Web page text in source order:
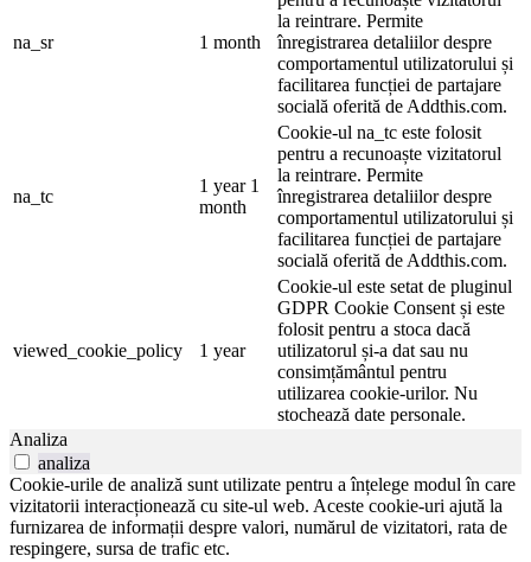
na_sr 1 month
la reintrare. Permite
înregistrarea detaliilor despre
comportamentul utilizatorului și
facilitarea funcției de partajare
socială oferită de Addthis.com.
na_tc
1 year 1
month
Cookie-ul na_tc este folosit
pentru a recunoaște vizitatorul
la reintrare. Permite
înregistrarea detaliilor despre
comportamentul utilizatorului și
facilitarea funcției de partajare
socială oferită de Addthis.com.
viewed_cookie_policy 1 year
Cookie-ul este setat de pluginul
GDPR Cookie Consent și este
folosit pentru a stoca dacă
utilizatorul și-a dat sau nu
consimțământul pentru
utilizarea cookie-urilor. Nu
stochează date personale.
Analiza
analiza
Cookie-urile de analiză sunt utilizate pentru a înțelege modul în care
vizitatorii interacționează cu site-ul web. Aceste cookie-uri ajută la
furnizarea de informații despre valori, numărul de vizitatori, rata de
respingere, sursa de trafic etc.